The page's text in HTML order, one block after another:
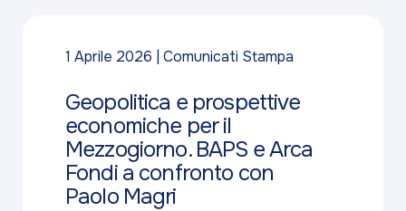
1 Aprile 2026 Comunicati Stampa
Geopolitica e prospettive
economiche per il
Mezzogiorno. BAPS e Arca
Fondi a confronto con
Paolo Magri